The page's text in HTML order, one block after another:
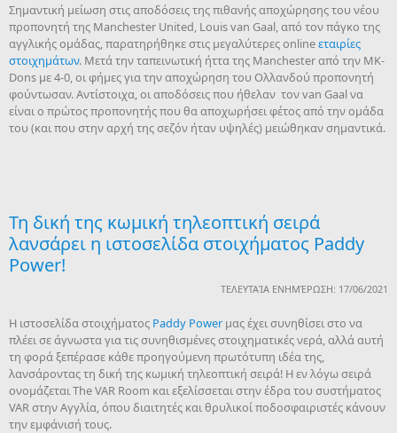
Σημαντική μείωση στις αποδόσεις της πιθανής αποχώρησης του νέου
προπονητή της Manchester United, Louis van Gaal, από τον πάγκο της
αγγλικής ομάδας, παρατηρήθηκε στις μεγαλύτερες onlineεταιρίες
στοιχημάτων. Μετά την ταπεινωτική ήττα της Manchester από την MK-
Dons με 4-0, οι φήμες για την αποχώρηση του Ολλανδού προπονητή
φούντωσαν. Αντίστοιχα, οι αποδόσεις που ήθελαν τον van Gaal να
είναι ο πρώτος προπονητής που θα αποχωρήσει φέτος από την ομάδα
του (και που στην αρχή της σεζόν ήταν υψηλές) μειώθηκαν σημαντικά.
Τη δική της κωμική τηλεοπτική σειρά
λανσάρει η ιστοσελίδα στοιχήματος Paddy
Power!
ΤΕΛΕΥΤΑΊΑ ΕΝΗΜΈΡΩΣΗ: 17/06/2021
Η ιστοσελίδα στοιχήματος Paddy Power μας έχει συνηθίσει στο να
πλέει σε άγνωστα για τις συνηθισμένες στοιχηματικές νερά, αλλά αυτή
τη φορά ξεπέρασε κάθε προηγούμενη πρωτότυπη ιδέα της,
λανσάροντας τη δική της κωμική τηλεοπτική σειρά! Η εν λόγω σειρά
ονομάζεται The VAR Room και εξελίσσεται στην έδρα του συστήματος
VAR στην Αγγλία, όπου διαιτητές και θρυλικοί ποδοσφαιριστές κάνουν
την εμφάνισή τους.